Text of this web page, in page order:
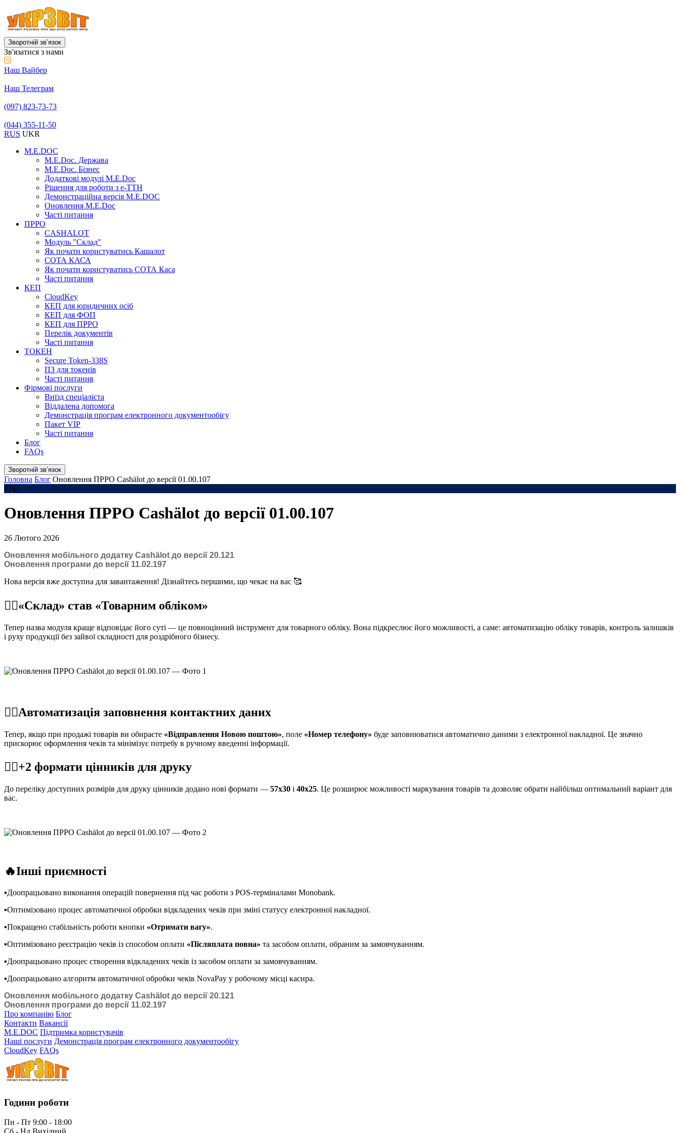
Зворотній звʼязок
Зв'язатися з нами
Наш Вайбер
Наш Телеграм
(097) 823-73-73
(044) 355-11-50
RUS UKR
M.E.DOC
M.E.Doc. Держава
M.E.Doc. Бізнес
Додаткові модулі M.E.Doc
Рішення для роботи з е-ТТН
Демонстраційна версія M.E.DOC
Оновлення M.E.Doc
Часті питання
ПРРО
CASHALOT
Модуль "Склад"
Як почати користуватись Кашалот
СОТА КАСА
Як почати користуватись СОТА Каса
Часті питання
КЕП
CloudKey
КЕП для юридичних осіб
КЕП для ФОП
КЕП для ПРРО
Перелік документів
Часті питання
ТОКЕН
Secure Token-338S
ПЗ для токенів
Часті питання
Фірмові послуги
Виїзд спеціаліста
Віддалена допомога
Демонстрація програм електронного документообігу
Пакет VIP
Часті питання
Блог
FAQs
Зворотній звʼязок
Головна Блог Оновлення ПРРО Cashӓlot до версії 01.00.107
РРО
Оновлення ПРРО Cashӓlot до версії 01.00.107
26 Лютого 2026
Оновлення мобільного додатку Cashӓlot до версії 20.121
Оновлення програми до версії 11.02.197
Нова версія вже доступна для завантаження! Дізнайтесь першими, що чекає на вас 🥰
☝🏻«Склад» став «Товарним обліком»
Тепер назва модуля краще відповідає його суті — це повноцінний інструмент для товарного обліку. Вона підкреслює його можливості, а саме: автоматизацію обліку товарів, контроль залишків
і руху продукції без зайвої складності для роздрібного бізнесу.
☝🏻Автоматизація заповнення контактних даних
Тепер, якщо при продажі товарів ви обираєте «Відправлення Новою поштою», поле «Номер телефону» буде заповнюватися автоматично даними з електронної накладної. Це значно
прискорює оформлення чеків та мінімізує потребу в ручному введенні інформації.
☝🏻+2 формати цінників для друку
До переліку доступних розмірів для друку цінників додано нові формати — 57х30 і 40х25. Це розширює можливості маркування товарів та дозволяє обрати найбільш оптимальний варіант для
вас.
🔥Інші приємності
▪️Доопрацьовано виконання операцій повернення під час роботи з POS-терміналами Monobank.
▪️Оптимізовано процес автоматичної обробки відкладених чеків при зміні статусу електронної накладної.
▪️Покращено стабільність роботи кнопки «Отримати вагу».
▪️Оптимізовано реєстрацію чеків із способом оплати «Післяплата повна» та засобом оплати, обраним за замовчуванням.
▪️Доопрацьовано процес створення відкладених чеків із засобом оплати за замовчуванням.
▪️Доопрацьовано алгоритм автоматичної обробки чеків NovaPay у робочому місці касира.
Оновлення мобільного додатку Cashӓlot до версії 20.121
Оновлення програми до версії 11.02.197
Про компанію Блог
Контакти Вакансії
M.E.DOC Підтримка користувачів
Наші послуги Демонстрація програм електронного документообігу
CloudKey FAQs
Години роботи
Пн - Пт 9:00 - 18:00
Сб - Нд Вихідний